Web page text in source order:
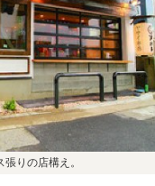
りの店構え。